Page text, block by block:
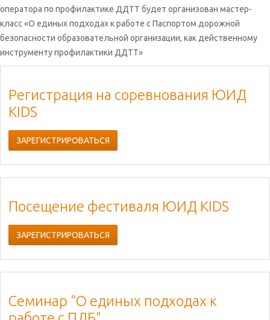
оператора по профилактике ДДТТ будет организован мастер-
класс «О единых подходах к работе с Паспортом дорожной
безопасности образовательной организации, как действенному
инструменту профилактики ДДТТ»
Регистрация на соревнования ЮИД
KIDS
ЗАРЕГИСТРИРОВАТЬСЯ
Посещение фестиваля ЮИД KIDS
ЗАРЕГИСТРИРОВАТЬСЯ
Семинар "О единых подходах к